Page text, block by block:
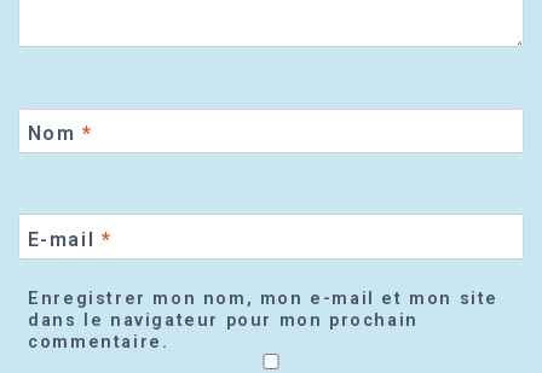
Nom *
E-mail *
Enregistrer mon nom, mon e-mail et mon site
dans le navigateur pour mon prochain
commentaire.